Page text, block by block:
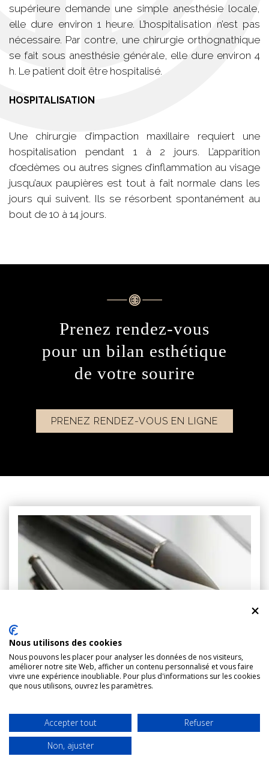
supérieure demande une simple anesthésie locale,
elle dure environ 1 heure. L’hospitalisation n’est pas
nécessaire. Par contre, une chirurgie orthognathique
se fait sous anesthésie générale, elle dure environ 4
h. Le patient doit être hospitalisé.
HOSPITALISATION
Une chirurgie d’impaction maxillaire requiert une
hospitalisation pendant 1 à 2 jours. L’apparition
d’œdèmes ou autres signes d’inflammation au visage
jusqu’aux paupières est tout à fait normale dans les
jours qui suivent. Ils se résorbent spontanément au
bout de 10 à 14 jours.
Prenez rendez-vous
pour un bilan esthétique
de votre sourire
PRENEZ RENDEZ-VOUS EN LIGNE
OBJECTIFS DU TRAITEMENT DU SOURIRE
WHATSAPP
Nous utilisons des cookies
Nous pouvons les placer pour analyser les données de nos visiteurs,
améliorer notre site Web, afficher un contenu personnalisé et vous faire
vivre une expérience inoubliable. Pour plus d'informations sur les cookies
que nous utilisons, ouvrez les paramètres.
Accepter tout
Refuser
Non, ajuster